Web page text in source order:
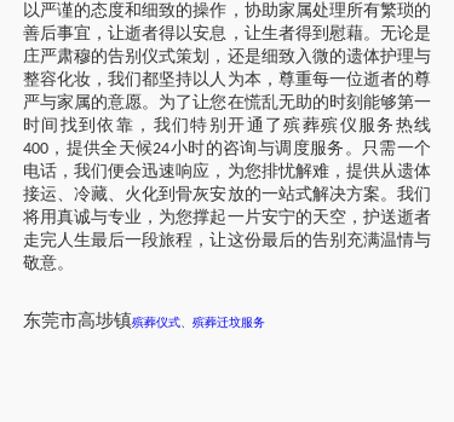
以严谨的态度和细致的操作，协助家属处理所有繁琐的
善后事宜，让逝者得以安息，让生者得到慰藉。无论是
庄严肃穆的告别仪式策划，还是细致入微的遗体护理与
整容化妆，我们都坚持以人为本，尊重每一位逝者的尊
严与家属的意愿。为了让您在慌乱无助的时刻能够第一
时间找到依靠，我们特别开通了殡葬殡仪服务热线
400，提供全天候24小时的咨询与调度服务。只需一个
电话，我们便会迅速响应，为您排忧解难，提供从遗体
接运、冷藏、火化到骨灰安放的一站式解决方案。我们
将用真诚与专业，为您撑起一片安宁的天空，护送逝者
走完人生最后一段旅程，让这份最后的告别充满温情与
敬意。
东莞市高埗镇殡葬仪式、 殡葬迁坟服务